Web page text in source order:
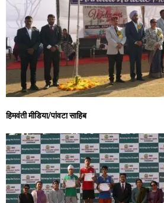
हिमवंती मीडिया/पांवटा साहिब